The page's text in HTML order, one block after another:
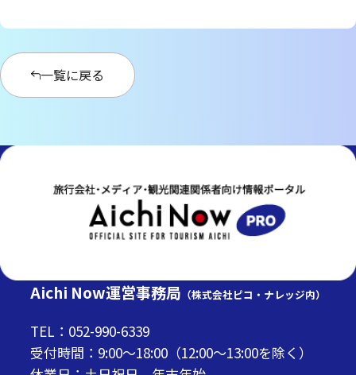
一覧に戻る
Aichi Now運営事務局 （株式会社ピコ・ナレッジ内）
TEL：052-990-6339
受付時間：9:00～18:00（12:00～13:00を除く）